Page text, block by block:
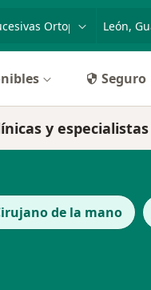
enfermedad op. ej.
Seguro
y especialistas
de la mano